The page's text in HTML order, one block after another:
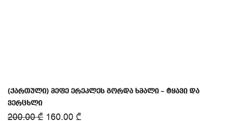
(ქართული) მეფე ერეკლეს გორდა ხმალი – ტყავი და
ვერცხლი
200.00₾ 160.00 ₾